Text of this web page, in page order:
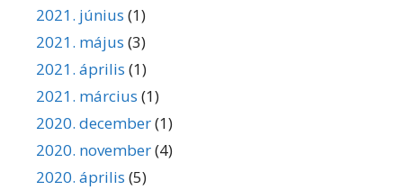
2021. június (1)
2021. május (3)
2021. április (1)
2021. március (1)
2020. december(1)
2020. november(4)
2020. április (5)